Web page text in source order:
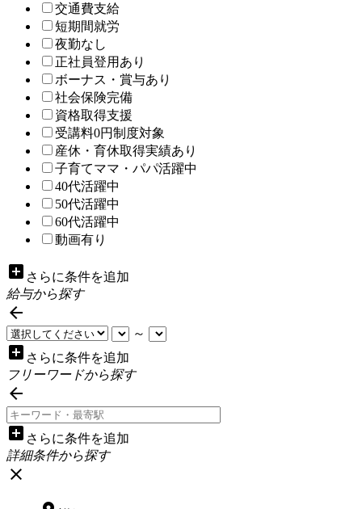
交通費支給
短期間就労
夜勤なし
正社員登用あり
ボーナス・賞与あり
社会保険完備
資格取得支援
受講料0円制度対象
産休・育休取得実績あり
子育てママ・パパ活躍中
40代活躍中
50代活躍中
60代活躍中
動画有り
add_box さらに条件を追加
給与から探す

～
add_box さらに条件を追加
フリーワードから探す

add_box さらに条件を追加
詳細条件から探す
close